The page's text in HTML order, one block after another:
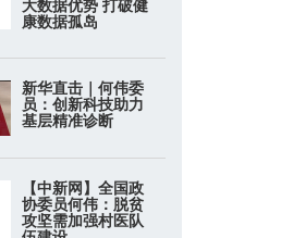
大数据优势 打破健
康数据孤岛
新华直击｜何伟委
员：创新科技助力
基层精准诊断
【中新网】全国政
协委员何伟：脱贫
攻坚需加强村医队